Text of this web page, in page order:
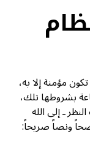
مؤمنة إلا به،
بشروطها تلك،
ـ إلى الله
ونصاً صريحاً: